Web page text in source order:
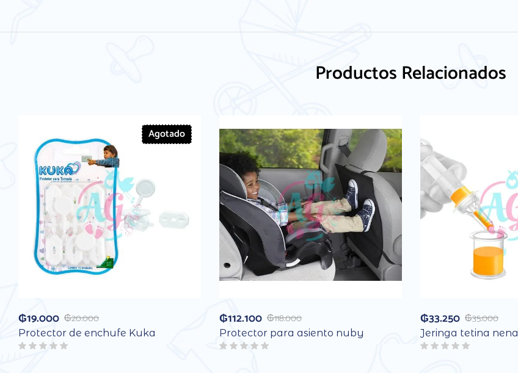
Productos Relacionados
Agotado
₲20.000
₲19.000
Protector de enchufe Kuka
₲118.000
₲112.100
Protector para asiento nuby
₲35.000
₲33.250
Jeringa tetina nena